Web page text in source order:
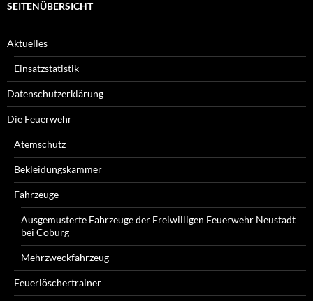
SEITENÜBERSICHT
Aktuelles
Einsatzstatistik
Datenschutzerklärung
Die Feuerwehr
Atemschutz
Bekleidungskammer
Fahrzeuge
Ausgemusterte Fahrzeuge der Freiwilligen Feuerwehr Neustadt
bei Coburg
Mehrzweckfahrzeug
Feuerlöschertrainer